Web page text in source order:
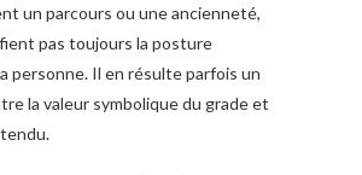
un parcours ou une ancienneté,
pas toujours la posture
personne. Il en résulte parfois un
la valeur symbolique du grade et